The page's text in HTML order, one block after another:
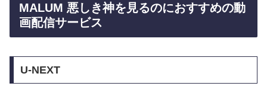
MALUM 悪しき神を見るのにおすすめの動
画配信サービス
U-NEXT